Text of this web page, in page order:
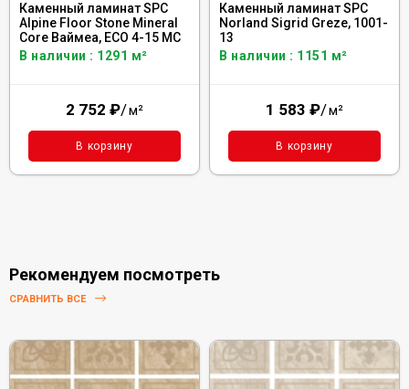
Каменный ламинат SPC
Alpine Floor Stone Mineral
Core Ваймеа, ECO 4-15 MC
В наличии : 1291 м²
2 752 ₽/м²
В корзину
Каменный ламинат SPC
Norland Sigrid Greze, 1001-
13
В наличии : 1151 м²
1 583 ₽/м²
В корзину
Рекомендуем посмотреть
СРАВНИТЬ ВСЕ